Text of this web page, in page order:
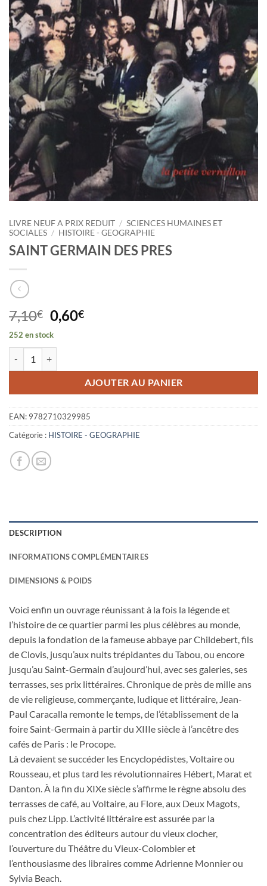
LIVRE NEUF A PRIX REDUIT / SCIENCES HUMAINES ET
SOCIALES / HISTOIRE - GEOGRAPHIE
SAINT GERMAIN DES PRES
7,10€ Le
prix
initial
était :
7,10€.
0,60€Le
0,60€.
252 en stock
AJOUTER AU PANIER
EAN: 9782710329985
Catégorie : HISTOIRE - GEOGRAPHIE
DESCRIPTION
INFORMATIONS COMPLÉMENTAIRES
DIMENSIONS & POIDS
Voici enfin un ouvrage réunissant à la fois la légende et
l’histoire de ce quartier parmi les plus célèbres au monde,
depuis la fondation de la fameuse abbaye par Childebert, fils
de Clovis, jusqu’aux nuits trépidantes du Tabou, ou encore
jusqu’au Saint-Germain d’aujourd’hui, avec ses galeries, ses
terrasses, ses prix littéraires. Chronique de près de mille ans
de vie religieuse, commerçante, ludique et littéraire, Jean-
Paul Caracalla remonte le temps, de l’établissement de la
foire Saint-Germain à partir du XIIIe siècle à l’ancêtre des
cafés de Paris : le Procope.
Là devaient se succéder les Encyclopédistes, Voltaire ou
Rousseau, et plus tard les révolutionnaires Hébert, Marat et
Danton. À la fin du XIXe siècle s’affirme le règne absolu des
terrasses de café, au Voltaire, au Flore, aux Deux Magots,
puis chez Lipp. L’activité littéraire est assurée par la
concentration des éditeurs autour du vieux clocher,
l’ouverture du Théâtre du Vieux-Colombier et
l’enthousiasme des libraires comme Adrienne Monnier ou
Sylvia Beach.